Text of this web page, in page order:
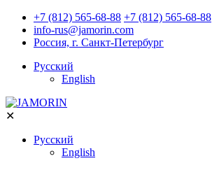
+7 (812) 565-68-88 +7 (812) 565-68-88
info-rus@jamorin.com
Россия, г. Санкт-Петербург
Русский
English
✕
Русский
English